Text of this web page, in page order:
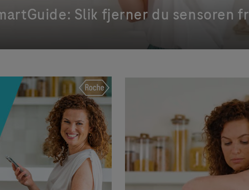
Slik fjerner du sensoren